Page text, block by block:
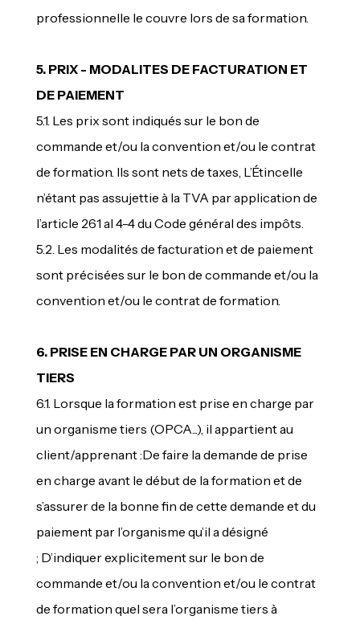
professionnelle le couvre lors de sa formation.
5. PRIX - MODALITES DE FACTURATION ET
DE PAIEMENT
5.1. Les prix sont indiqués sur le bon de
commande et/ou la convention et/ou le contrat
de formation. Ils sont nets de taxes, L’Étincelle
n’étant pas assujettie à la TVA par application de
l’article 261 al 4-4 du Code général des impôts.
5.2. Les modalités de facturation et de paiement
sont précisées sur le bon de commande et/ou la
convention et/ou le contrat de formation.
6. PRISE EN CHARGE PAR UN ORGANISME
TIERS
6.1. Lorsque la formation est prise en charge par
un organisme tiers (OPCA...), il appartient au
client/apprenant :De faire la demande de prise
en charge avant le début de la formation et de
s’assurer de la bonne fin de cette demande et du
paiement par l’organisme qu’il a désigné
; D’indiquer explicitement sur le bon de
commande et/ou la convention et/ou le contrat
de formation quel sera l’organisme tiers à